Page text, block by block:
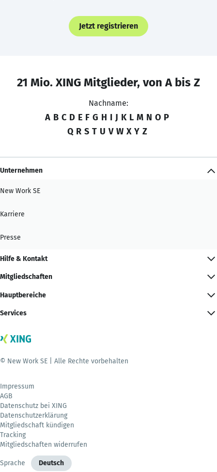
Jetzt registrieren
21 Mio. XING Mitglieder, von A bis Z
Nachname:
A B C D E F G H I J K L M N O P
Q R S T U V W X Y Z
Unternehmen
New Work SE
Karriere
Presse
Hilfe & Kontakt
Mitgliedschaften
Hauptbereiche
Services
© New Work SE | Alle Rechte vorbehalten
Impressum
AGB
Datenschutz bei XING
Datenschutzerklärung
Mitgliedschaft kündigen
Tracking
Mitgliedschaften widerrufen
Sprache Deutsch